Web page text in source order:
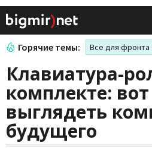
Горячие темы: Все для фронта
Клавиатура-
комплекте:
выглядеть
будущего